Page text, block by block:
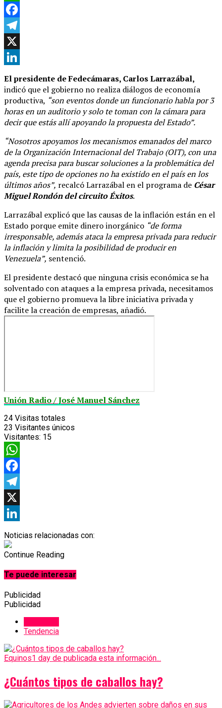
WhatsApp
Facebook
Telegram
X
El presidente de Fedecámaras, Carlos Larrazábal,
indicó que el gobierno no realiza diálogos de economía
productiva, “son eventos donde un funcionario habla por 3
horas en un auditorio y solo te toman con la cámara para
decir que estás allí apoyando la propuesta del Estado”.
“Nosotros apoyamos los mecanismos emanados del marco
de la Organización Internacional del Trabajo (OIT), con una
agenda precisa para buscar soluciones a la problemática del
país, este tipo de opciones no ha existido en el país en los
últimos años”, recalcó Larrazábal en el programa de César
Miguel Rondón del circuito Éxitos.
Larrazábal explicó que las causas de la inflación están en el
Estado porque emite dinero inorgánico “de forma
irresponsable, además ataca la empresa privada para reducir
la inflación y limita la posibilidad de producir en
Venezuela”, sentenció.
El presidente destacó que ninguna crisis económica se ha
solventado con ataques a la empresa privada, necesitamos
que el gobierno promueva la libre iniciativa privada y
facilite la creación de empresas, añadió.
Unión Radio / José Manuel Sánchez
24 Visitas totales
23 Visitantes únicos
Visitantes: 15
WhatsApp
Facebook
Telegram
X
Noticias relacionadas con:
Continue Reading
Te puede interesar
Publicidad
Publicidad
Tendencia
Equinos1 day de publicada esta información...
¿Cuántos tipos de caballos hay?